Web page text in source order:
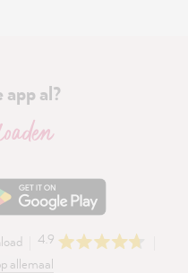
app al?
4.9
allemaal